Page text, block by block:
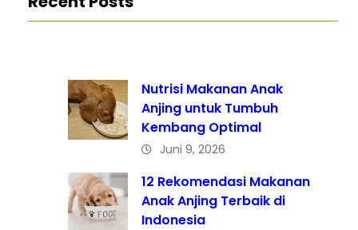
Nutrisi Makanan Anak
Anjing untuk Tumbuh
Kembang Optimal
Juni 9, 2026
12 Rekomendasi Makanan
Anak Anjing Terbaik di
Indonesia